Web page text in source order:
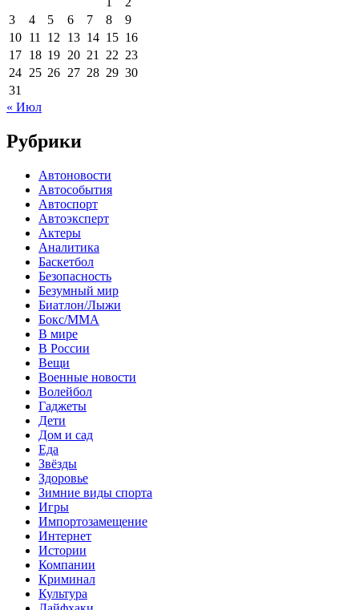
3
4 5 6 7 8
9
10 11 12 13 14 15 16
17 18 19 20 21 22 23
24 25 26 27 28 29 30
31
« Июл
Рубрики
Автоновости
Автособытия
Автоспорт
Автоэксперт
Актеры
Аналитика
Баскетбол
Безопасность
Безумный мир
Биатлон/Лыжи
Бокс/MMA
В мире
В России
Вещи
Военные новости
Волейбол
Гаджеты
Дети
Дом и сад
Еда
Звёзды
Здоровье
Зимние виды спорта
Игры
Импортозамещение
Интернет
Истории
Компании
Криминал
Культура